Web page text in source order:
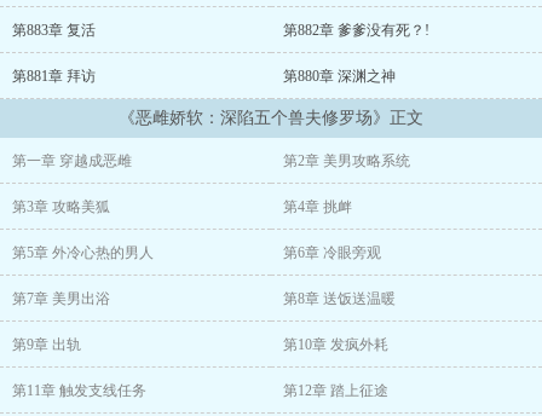
一脚踹开眼前的男人，转身就跑。
离婚就离婚，本姑娘不伺候了！
可就在这时，她竟绑定了一个“变美系统”，要求她攻略这五位极品兽
夫！只要提升他们的好感度，就能获得丰厚的奖励：祛痘膏、减肥
丹、美容丹、诱惑体香……沈棠心动了。
不就是攻略男人吗？没吃过猪肉，还没见过猪跑！她信心满满地查看
除之而后快！
她只有一条小命，这该怎么攻略？
可后来：
万人嫌怎么变成万人迷了？
第883章 复活 第882章 爹爹没有死？!
第881章 拜访 第880章 深渊之神
《恶雌娇软：深陷五个兽夫修罗场》正文
第一章 穿越成恶雌 第2章 美男攻略系统
第3章 攻略美狐 第4章 挑衅
第5章 外冷心热的男人 第6章 冷眼旁观
第7章 美男出浴 第8章 送饭送温暖
第9章 出轨 第10章 发疯外耗
第11章 触发支线任务 第12章 踏上征途